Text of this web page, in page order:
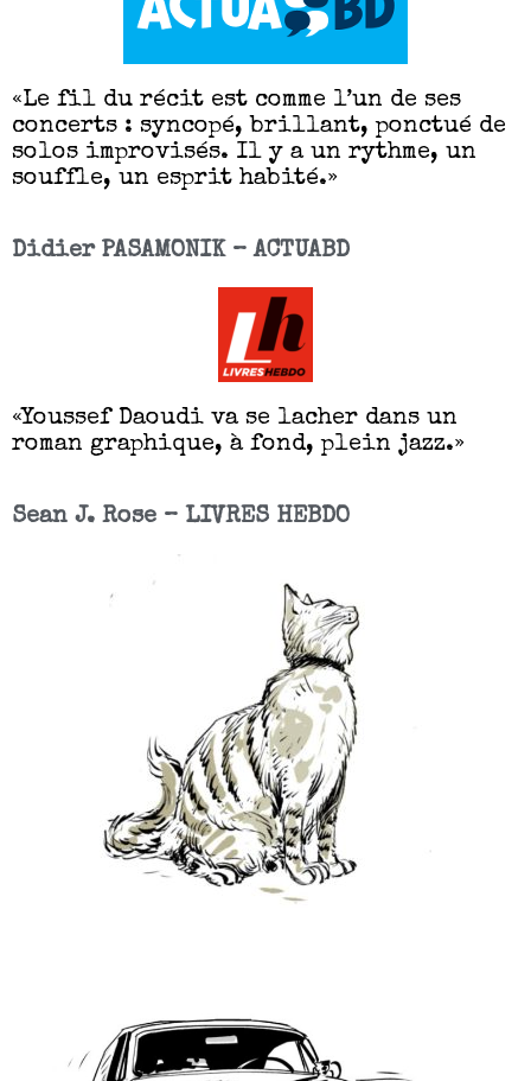
«Le fil du récit est comme l’un de ses
concerts : syncopé, brillant, ponctué de
solos improvisés. Il y a un rythme, un
souffle, un esprit habité.»
Didier PASAMONIK – ACTUABD
«Youssef Daoudi va se lacher dans un
roman graphique, à fond, plein jazz.»
Sean J. Rose – LIVRES HEBDO